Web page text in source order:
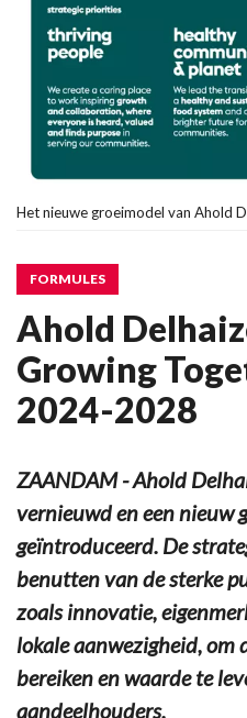
Het nieuwe groeimodel van Ahold
FORMULES
Ahold
Growing
2024-2028
ZAANDAM - Ahold
vernieuwd en een nieuw
geïntroduceerd. De
benutten van de sterke
zoals innovatie,
lokale aanwezigheid, om
bereiken en waarde te
aandeelhouders.